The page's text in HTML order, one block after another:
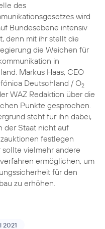
des
wird
Bundesebene intensiv
denn mit ihr stellt die
die Weichen für
in
Markus Haas, CEO
Deutschland / O2
WAZ Redaktion über die
Punkte gesprochen.
steht für ihn dabei,
der Staat nicht auf
festlegen
sollte vielmehr andere
ermöglichen, um
für den
zu erhöhen.
2021